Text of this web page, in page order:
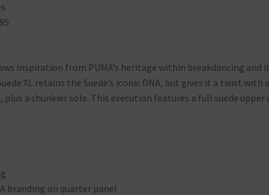
inspiration from PUMA’s heritage within breakdancing and
XL retains the Suede’s iconic DNA, but gives it a twist with
a chunkier sole. This execution features a full suede upper
branding on quarter panel